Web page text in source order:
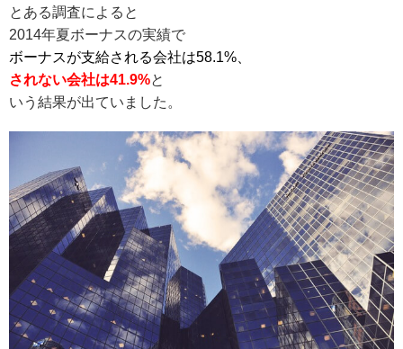
とある調査によると
2014年夏ボーナスの実績で
ボーナスが支給される会社は58.1%、
されない会社は41.9%と
いう結果が出ていました。